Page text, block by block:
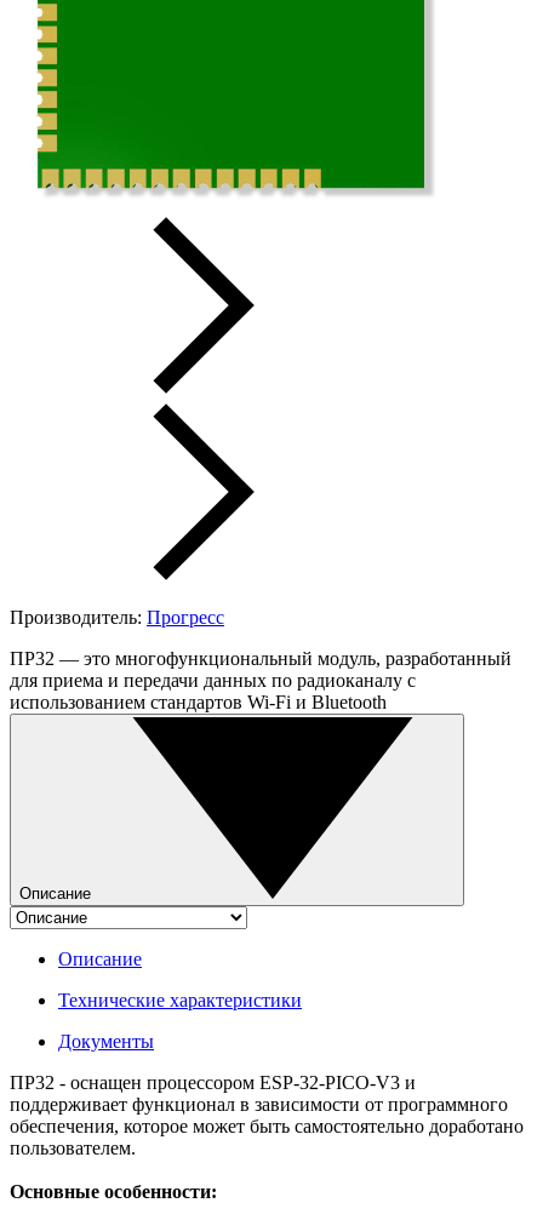
Производитель: Прогресс
ПР32 — это многофункциональный модуль, разработанный
для приема и передачи данных по радиоканалу с
использованием стандартов Wi-Fi и Bluetooth
Описание
Описание
Технические характеристики
Документы
ПР32 - оснащен процессором ESP-32-PICO-V3 и
поддерживает функционал в зависимости от программного
обеспечения, которое может быть самостоятельно доработано
пользователем.
Основные особенности: